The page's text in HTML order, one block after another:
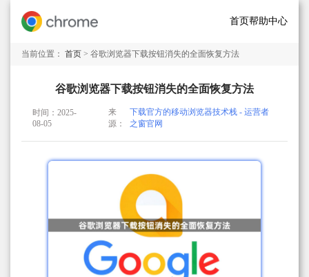
首页帮助中心
当前位置： 首页 > 谷歌浏览器下载按钮消失的全面恢复方法
谷歌浏览器下载按钮消失的全面恢复方法
时间：2025-
08-05
来
源：
下载官方的移动浏览器技术栈 - 运营者
之窗官网